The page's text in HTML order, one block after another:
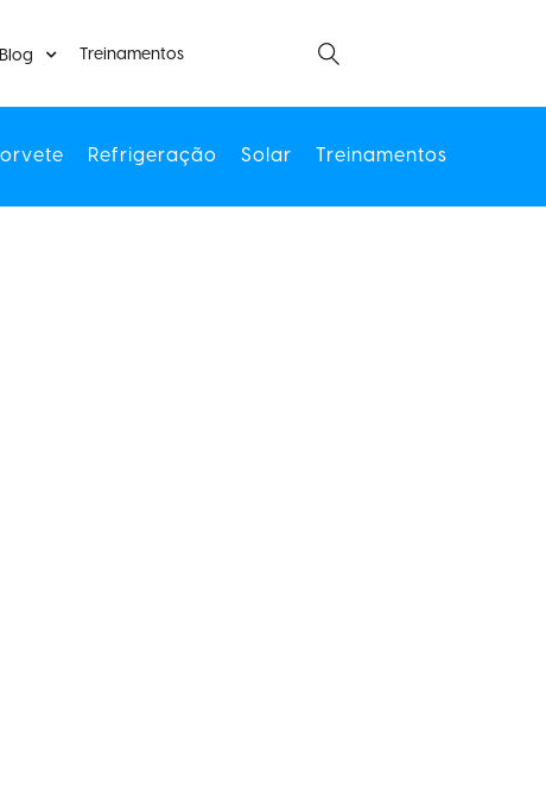
Blog Treinamentos
Refrigeração Solar Treinamentos